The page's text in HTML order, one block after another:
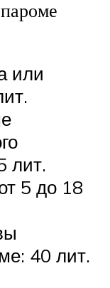
или
лит.
5 до 18
40 лит.